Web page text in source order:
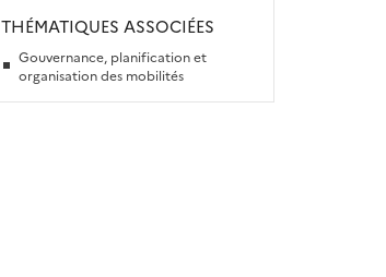
THÉMATIQUES ASSOCIÉES
Gouvernance, planification et
organisation des mobilités